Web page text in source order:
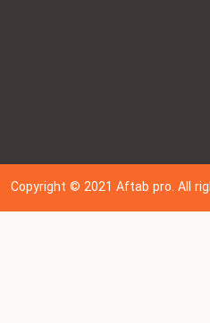
Copyright © 202 1Aftab pro. All